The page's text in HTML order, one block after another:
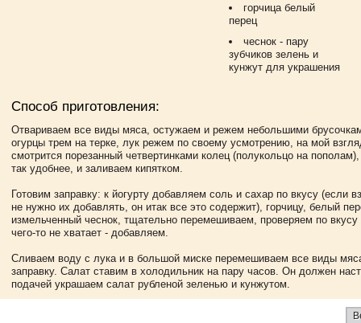
горчица белый
перец
чеснок - пару
зубчиков зелень и
кунжут для украшения
Способ приготовления:
Отвариваем все виды мяса, остужаем и режем небольшими
огурцы трем на терке, лук режем по своему усмотрению, на мой
смотрится порезанный четвертинками колец (полукольцо на
так удобнее, и заливаем кипятком.
Готовим заправку: к йогурту добавляем соль и сахар по вкусу (если
не нужно их добавлять, он итак все это содержит), горчицу, белый
измельченный чеснок, тщательно перемешиваем, проверяем по вкусу
чего-то не хватает - добавляем.
Сливаем воду с лука и в большой миске перемешиваем все виды
заправку. Салат ставим в холодильник на пару часов. Он должен
подачей украшаем салат рубленой зеленью и кунжутом.